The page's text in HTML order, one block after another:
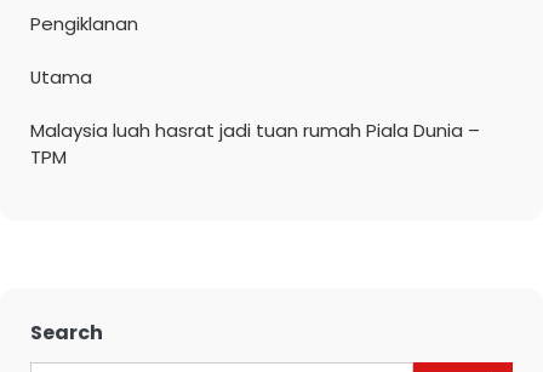
Pengiklanan
Utama
Malaysia luah hasrat jadi tuan rumah Piala Dunia –
TPM
Search